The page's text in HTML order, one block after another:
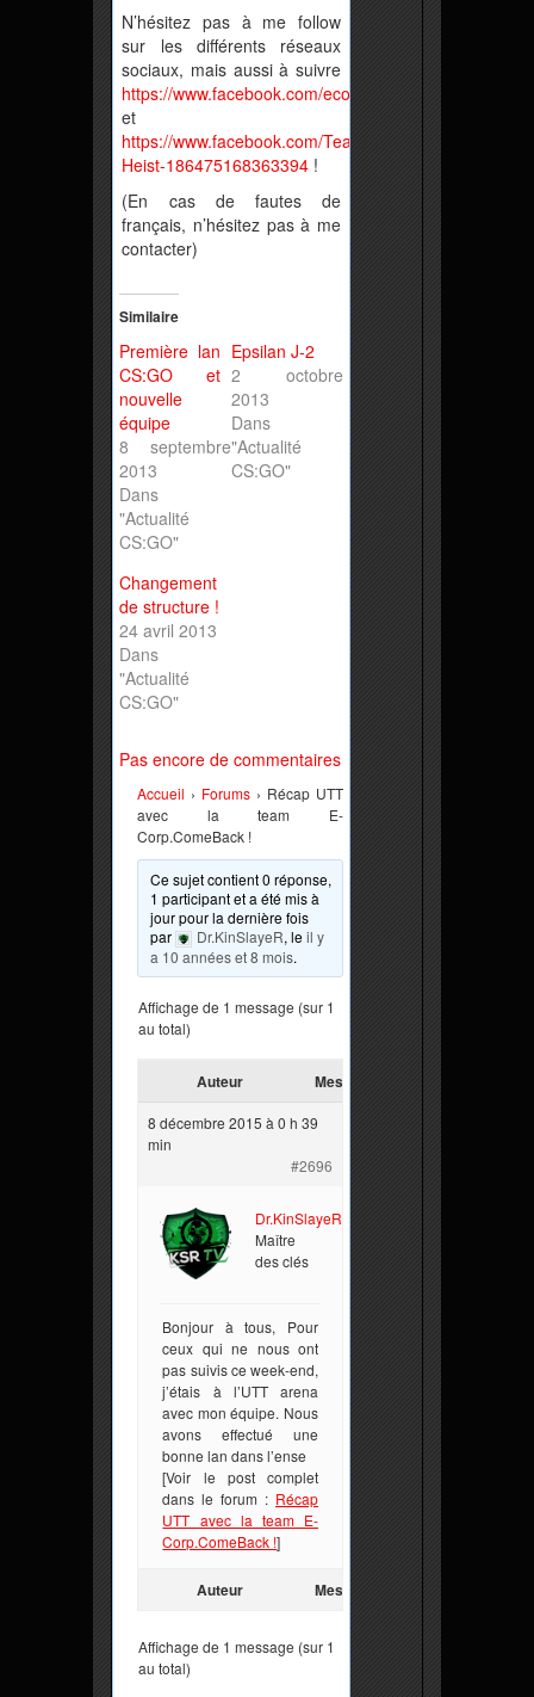
N’hésitez pas à me follow
sur les différents réseaux
sociaux, mais aussi à suivre
https://www.facebook.com/ecorpgaming/
et
https://www.facebook.com/Team-
Heist-186475168363394 !
(En cas de fautes de
français, n’hésitez pas à me
contacter)
Similaire
Première lan
CS:GO et
nouvelle
équipe
8 septembre
2013
Dans
"Actualité
CS:GO"
Epsilan J-2
2 octobre
2013
Dans
"Actualité
CS:GO"
Changement
de structure !
24 avril 2013
Dans
"Actualité
CS:GO"
Pas encore de commentaires
Accueil › Forums › Récap UTT
avec la team E-
Corp.ComeBack !
Ce sujet contient 0 réponse,
1 participant et a été mis à
jour pour la dernière fois
par
Dr.KinSlayeR, leil y
a 10 années et 8 mois.
Affichage de 1 message (sur 1
au total)
Auteur Messages
8 décembre 2015 à 0 h 39
min
#2696
Dr.KinSlayeR
Maître
des clés
Bonjour à tous, Pour
ceux qui ne nous ont
pas suivis ce week-end,
j’étais à l’UTT arena
avec mon équipe. Nous
avons effectué une
bonne lan dans l’ense
[Voir le post complet
dans le forum : Récap
UTT avec la team E-
Corp.ComeBack !]
Auteur Messages
Affichage de 1 message (sur 1
au total)